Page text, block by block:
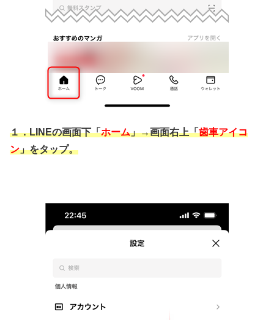
１．LINEの画面下「ホーム」→画面右上「歯車アイコ
ン」をタップ。